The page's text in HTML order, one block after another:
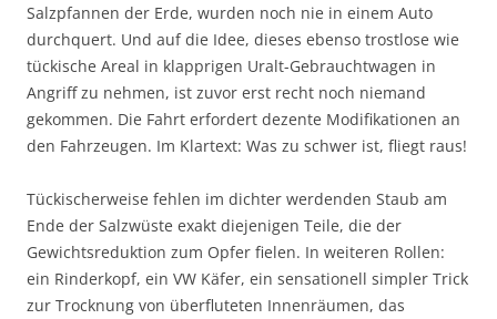
Salzpfannen der Erde, wurden noch nie in einem Auto
durchquert. Und auf die Idee, dieses ebenso trostlose wie
tückische Areal in klapprigen Uralt-Gebrauchtwagen in
Angriff zu nehmen, ist zuvor erst recht noch niemand
gekommen. Die Fahrt erfordert dezente Modifikationen an
den Fahrzeugen. Im Klartext: Was zu schwer ist, fliegt raus!
Tückischerweise fehlen im dichter werdenden Staub am
Ende der Salzwüste exakt diejenigen Teile, die der
Gewichtsreduktion zum Opfer fielen. In weiteren Rollen:
ein Rinderkopf, ein VW Käfer, ein sensationell simpler Trick
zur Trocknung von überfluteten Innenräumen, das